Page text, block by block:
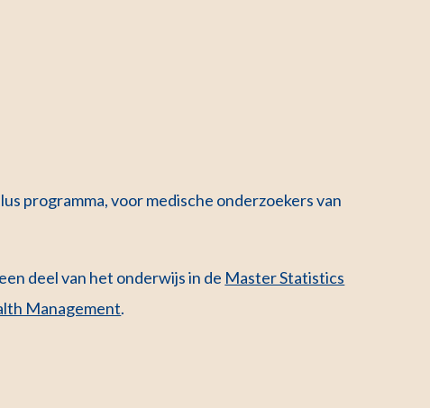
programma, voor medische onderzoekers van
deel van het onderwijs in de Master Statistics
Management.